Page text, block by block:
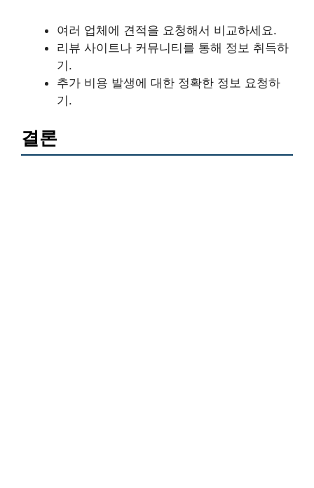
여러 업체에 견적을 요청해서 비교하세요.
리뷰 사이트나 커뮤니티를 통해 정보 취득하
기.
추가 비용 발생에 대한 정확한 정보 요청하
기.
결론